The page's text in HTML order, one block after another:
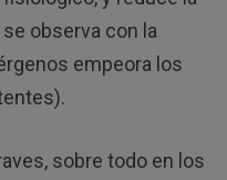
observa con la
empeora los
sobre todo en los